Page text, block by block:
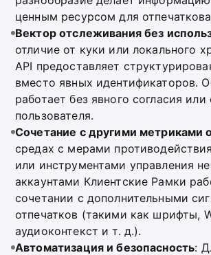
ценным ресурсом для
Вектор отслеживания без
отличие от куки или локального
API предоставляет
вместо явных идентификаторов.
работает без явного согласия или
пользователя.
Сочетание с другими метриками
средах с мерами
или инструментами управления
аккаунтами Клиентские Рамки
сочетании с дополнительными
отпечатков (такими как шрифты,
аудиоконтекст и т. д.).
Автоматизация и безопасность: